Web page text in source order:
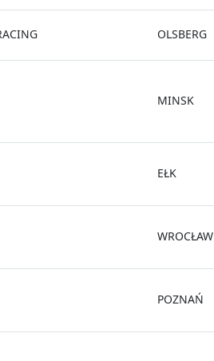
OLSBERG
MINSK
EŁK
WROCŁAW
POZNAŃ